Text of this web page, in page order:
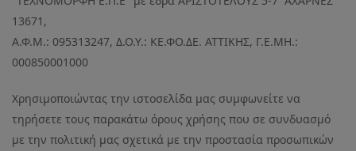
13671,
Α.Φ.Μ.: 095313247, Δ.Ο.Υ.: ΚΕ.ΦΟ.ΔΕ. ΑΤΤΙΚΗΣ, Γ.Ε.ΜΗ.:
000850001000
Χρησιμοποιώντας την ιστοσελίδα μας συμφωνείτε να
τηρήσετε τους παρακάτω όρους χρήσης που σε συνδυασμό
με την πολιτική μας σχετικά με την προστασία προσωπικών